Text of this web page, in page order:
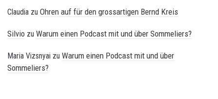
Claudia zu Ohren auf für den grossartigen Bernd Kreis
Silvio zu Warum einen Podcast mit und über Sommeliers?
Maria Vizsnyai zu Warum einen Podcast mit und über
Sommeliers?